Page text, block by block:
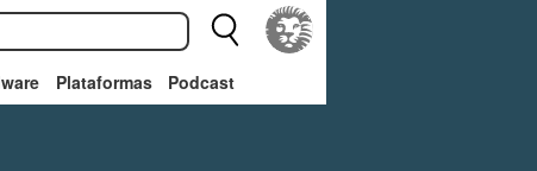
Plataformas Podcast